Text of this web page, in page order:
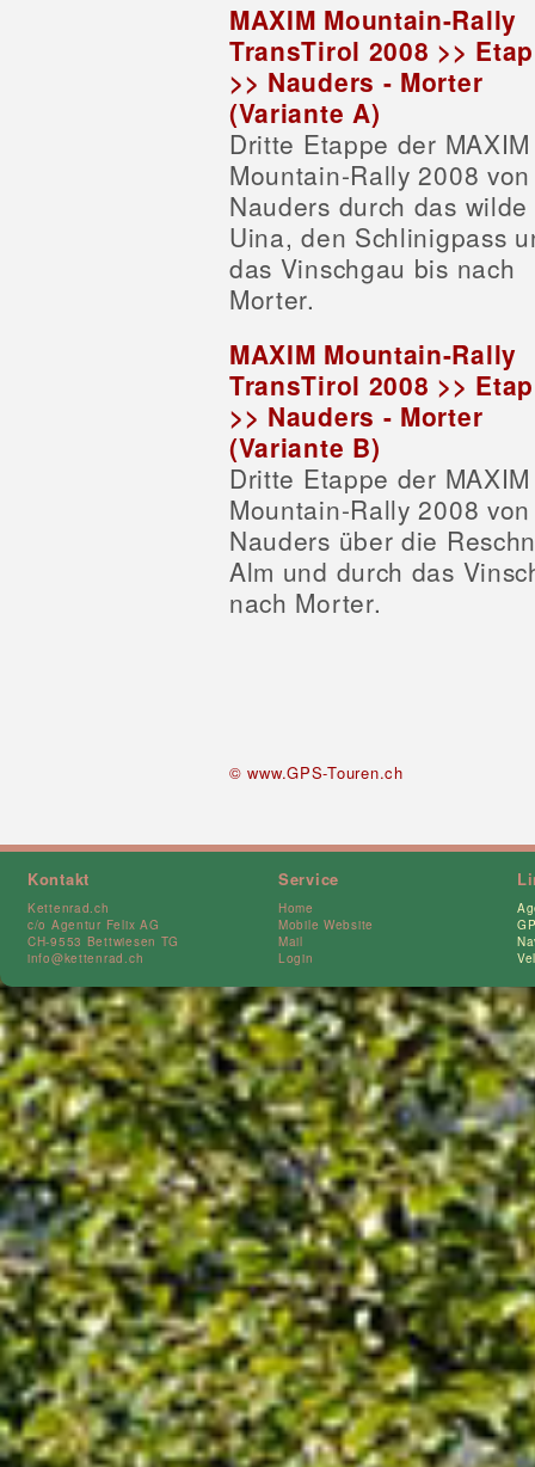
MAXIM Mountain-Rally
TransTirol 2008 >>
>> Nauders - Morter
(Variante A)
Dritte Etappe der MAXIM
Mountain-Rally 2008 von
Nauders durch das
Uina, den Schlinigpass
das Vinschgau bis nach
Morter.
MAXIM Mountain-Rally
TransTirol 2008 >>
>> Nauders - Morter
(Variante B)
Dritte Etappe der MAXIM
Mountain-Rally 2008 von
Nauders über die
Alm und durch das
nach Morter.
© www.GPS-Touren.ch
Kontakt
Kettenrad.ch
c/o Agentur Felix AG
CH-9553 Bettwiesen TG
info@kettenrad.ch
Service
Home
Mobile Website
Mail
Login